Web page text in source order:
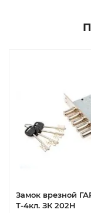
Замок врезной
Т-4кл. ЗК 202Н